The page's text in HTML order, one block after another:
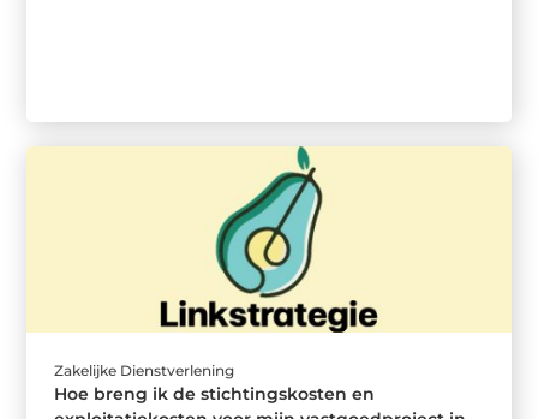
Zakelijke Dienstverlening
Hoe breng ik de stichtingskosten en